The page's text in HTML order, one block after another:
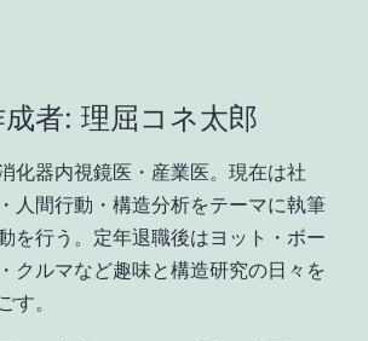
者: 理屈コネ太郎
化器内視鏡医・産業医。現在は社
人間行動・構造分析をテーマに執筆
を行う。定年退職後はヨット・ボー
クルマなど趣味と構造研究の日々を
す。